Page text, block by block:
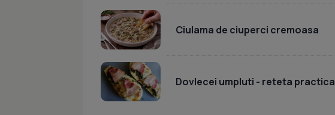
Ciulama de ciuperci cremoasa
Dovlecei umpluti - reteta